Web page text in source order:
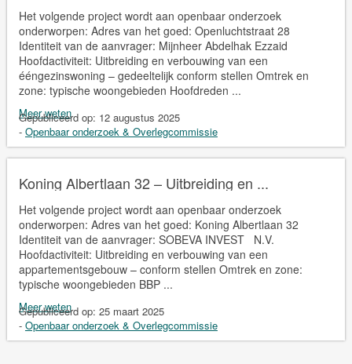
Het volgende project wordt aan openbaar onderzoek
onderworpen: Adres van het goed: Openluchtstraat 28
Identiteit van de aanvrager: Mijnheer Abdelhak Ezzaid
Hoofdactiviteit: Uitbreiding en verbouwing van een
ééngezinswoning – gedeeltelijk conform stellen Omtrek en
zone: typische woongebieden Hoofdreden ...
Meer weten
Gepubliceerd op: 12 augustus 2025
- Openbaar onderzoek & Overlegcommissie
Koning Albertlaan 32 – Uitbreiding en ...
Het volgende project wordt aan openbaar onderzoek
onderworpen: Adres van het goed: Koning Albertlaan 32
Identiteit van de aanvrager: SOBEVA INVEST N.V.
Hoofdactiviteit: Uitbreiding en verbouwing van een
appartementsgebouw – conform stellen Omtrek en zone:
typische woongebieden BBP ...
Meer weten
Gepubliceerd op: 25 maart 2025
- Openbaar onderzoek & Overlegcommissie